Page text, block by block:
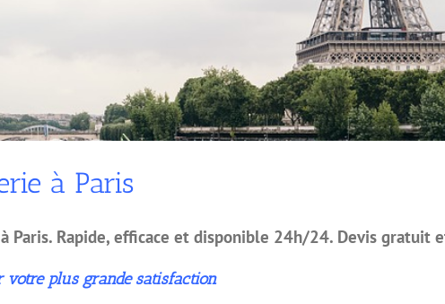
à Paris
Paris. Rapide, efficace et disponible 24h/24. Devis gratuit
plus grande satisfaction